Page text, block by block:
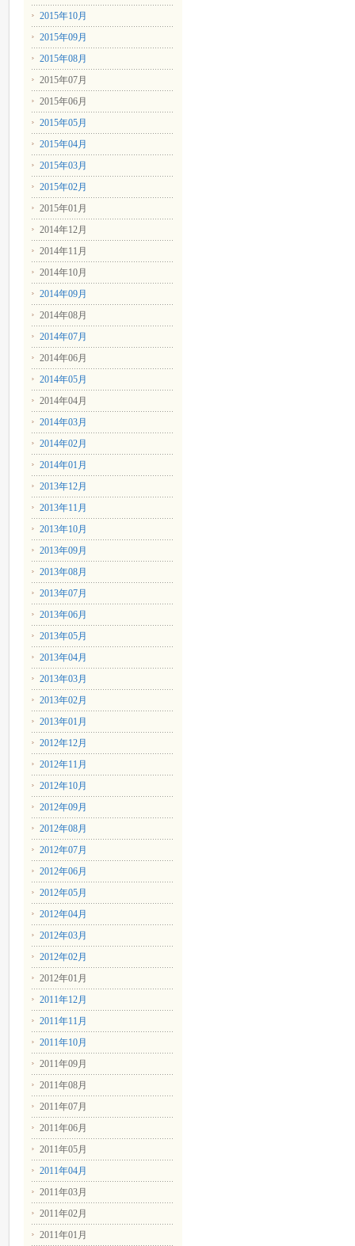
2015年10月
2015年09月
2015年08月
2015年07月
2015年06月
2015年05月
2015年04月
2015年03月
2015年02月
2015年01月
2014年12月
2014年11月
2014年10月
2014年09月
2014年08月
2014年07月
2014年06月
2014年05月
2014年04月
2014年03月
2014年02月
2014年01月
2013年12月
2013年11月
2013年10月
2013年09月
2013年08月
2013年07月
2013年06月
2013年05月
2013年04月
2013年03月
2013年02月
2013年01月
2012年12月
2012年11月
2012年10月
2012年09月
2012年08月
2012年07月
2012年06月
2012年05月
2012年04月
2012年03月
2012年02月
2012年01月
2011年12月
2011年11月
2011年10月
2011年09月
2011年08月
2011年07月
2011年06月
2011年05月
2011年04月
2011年03月
2011年02月
2011年01月